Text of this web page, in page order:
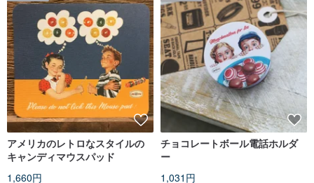
アメリカのレトロなスタイルの
キャンディマウスパッド
1,660円
チョコレートボール電話ホルダ
ー
1,031円